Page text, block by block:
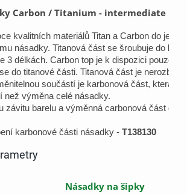
Carbon / Titanium - intermediate
kvalitních materiálů Titan a Carbon do
násadky. Titanová část se šroubuje do
3 délkách. Carbon top je k dispozici pouze v
do titanové části. Titanová část je
součástí je karbonová část, která je
než výměna celé násadky.
závitu barelu a výměnná carbonová část drží
karbonové části násadky - T138130
Násadky na šipky